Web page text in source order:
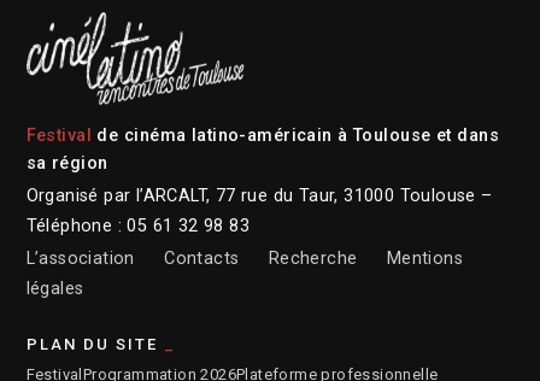
Festival
de cinéma latino-américain à Toulouse et dans
sa région
Organisé par l’ARCALT, 77 rue du Taur, 31000 Toulouse –
Téléphone : 05 61 32 98 83
L’association
Contacts Recherche
Mentions
légales
PLAN DU SITE
Festival Programmation 2026Plateforme professionnelle